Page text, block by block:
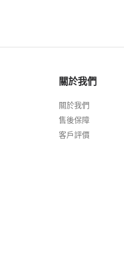
關於我們
關於我們
售後保障
客戶評價